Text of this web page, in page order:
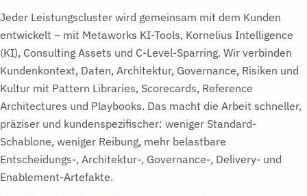
Jeder Leistungscluster wird gemeinsam mit dem Kunden
entwickelt – mit Metaworks KI-Tools, Kornelius Intelligence
(KI), Consulting Assets und C-Level-Sparring. Wir verbinden
Kundenkontext, Daten, Architektur, Governance, Risiken und
Kultur mit Pattern Libraries, Scorecards, Reference
Architectures und Playbooks. Das macht die Arbeit schneller,
präziser und kundenspezifischer: weniger Standard-
Schablone, weniger Reibung, mehr belastbare
Entscheidungs-, Architektur-, Governance-, Delivery- und
Enablement-Artefakte.